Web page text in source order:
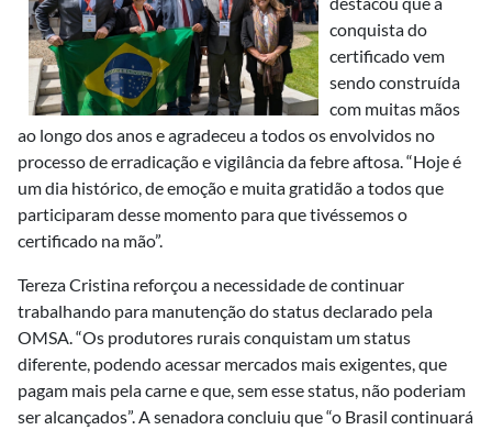
conquista do
certificado vem
sendo construída
com muitas mãos
ao longo dos anos e agradeceu a todos os envolvidos no
processo de erradicação e vigilância da febre aftosa. “Hoje é
um dia histórico, de emoção e muita gratidão a todos que
participaram desse momento para que tivéssemos o
certificado na mão”.
Tereza Cristina reforçou a necessidade de continuar
trabalhando para manutenção do status declarado pela
OMSA. “Os produtores rurais conquistam um status
diferente, podendo acessar mercados mais exigentes, que
pagam mais pela carne e que, sem esse status, não poderiam
ser alcançados”. A senadora concluiu que “o Brasil continuará